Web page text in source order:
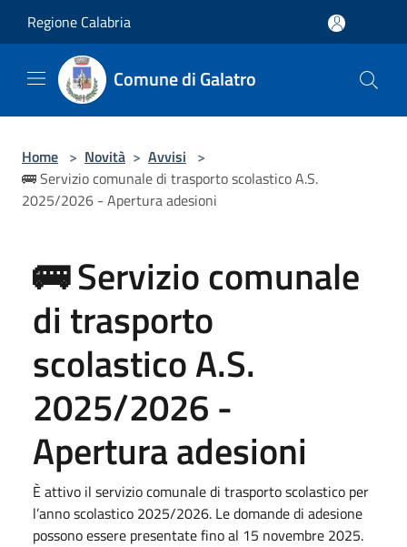
Regione Calabria
Comune di Galatro
Home > Novità > Avvisi >
🚌 Servizio comunale di trasporto scolastico A.S.
2025/2026 - Apertura adesioni
🚌 Servizio comunale
di trasporto
scolastico A.S.
2025/2026 -
Apertura adesioni
È attivo il servizio comunale di trasporto scolastico per
l’anno scolastico 2025/2026. Le domande di adesione
possono essere presentate fino al 15 novembre 2025.